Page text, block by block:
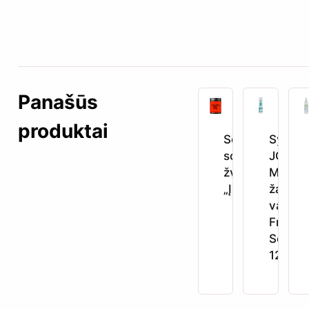
Panašūs
produktai
Sensuali
sojų vaško
žvakė –
„ĮSIDEKIME“
System
JO
Misting
žaislų
valiklis
Fresh
Scent
120 ml